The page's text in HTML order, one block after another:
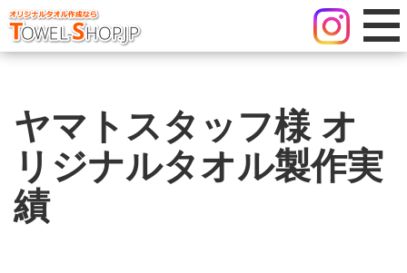
ヤマトスタッフ様 オ
リジナルタオル製作実
績